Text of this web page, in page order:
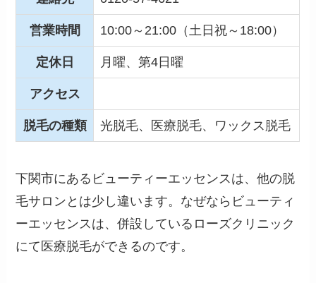
営業時間 10:00～21:00（土日祝～18:00）
定休日 月曜、第4日曜
アクセス
脱毛の種類 光脱毛、医療脱毛、ワックス脱毛
下関市にあるビューティーエッセンスは、他の脱
毛サロンとは少し違います。なぜならビューティ
ーエッセンスは、併設しているローズクリニック
にて医療脱毛ができるのです。